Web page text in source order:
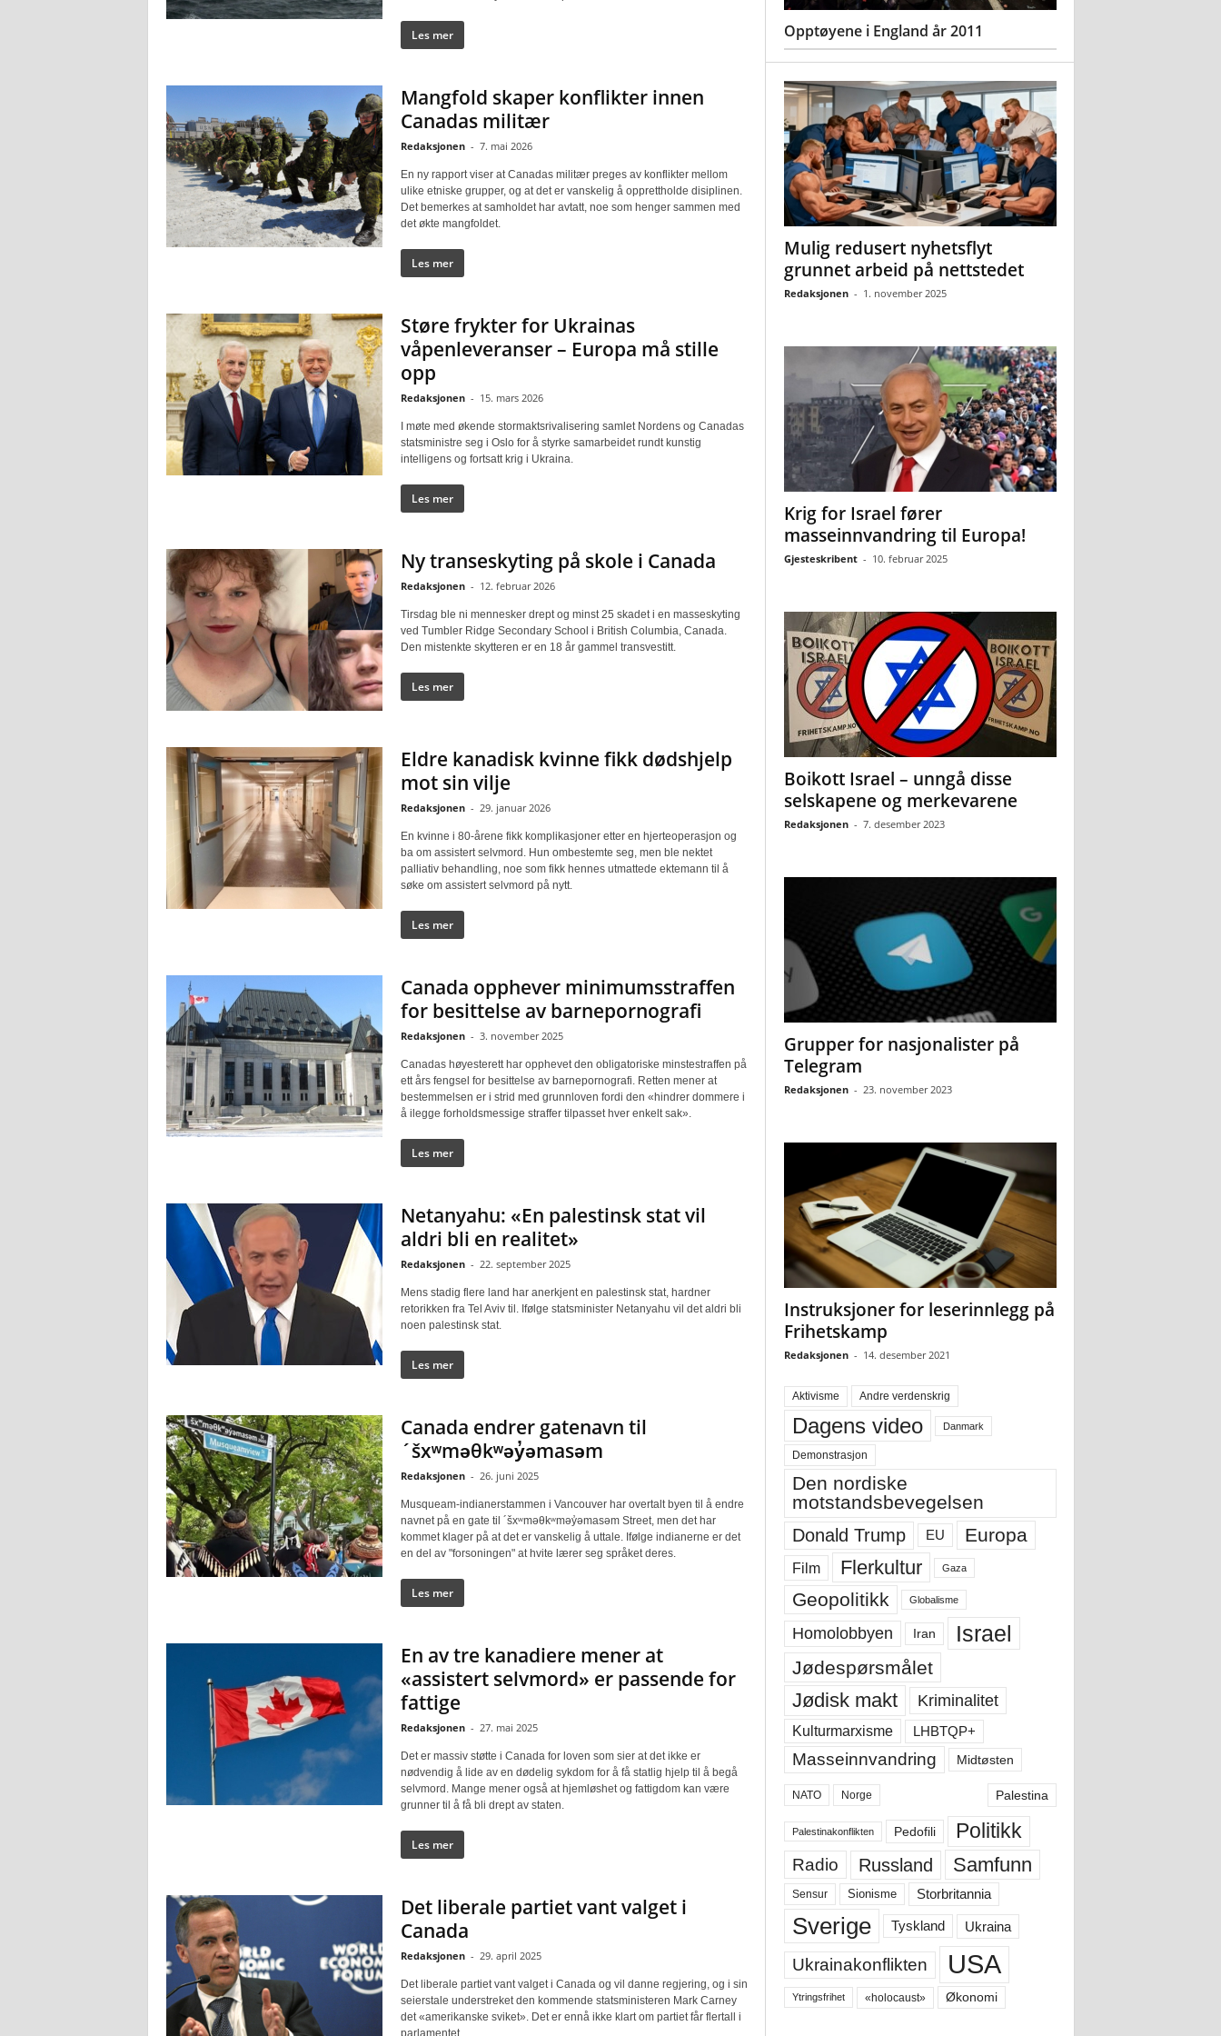
Les mer
Mangfold skaper konflikter innen
Canadas militær
Redaksjonen - 7. mai 2026
En ny rapport viser at Canadas militær preges av konflikter mellom
ulike etniske grupper, og at det er vanskelig å opprettholde disiplinen.
Det bemerkes at samholdet har avtatt, noe som henger sammen med
det økte mangfoldet.
Les mer
Støre frykter for Ukrainas
våpenleveranser – Europa må stille
opp
Redaksjonen - 15. mars 2026
I møte med økende stormaktsrivalisering samlet Nordens og Canadas
statsministre seg i Oslo for å styrke samarbeidet rundt kunstig
intelligens og fortsatt krig i Ukraina.
Les mer
Ny transeskyting på skole i Canada
Redaksjonen - 12. februar 2026
Tirsdag ble ni mennesker drept og minst 25 skadet i en masseskyting
ved Tumbler Ridge Secondary School i British Columbia, Canada.
Den mistenkte skytteren er en 18 år gammel transvestitt.
Les mer
Eldre kanadisk kvinne fikk dødshjelp
mot sin vilje
Redaksjonen - 29. januar 2026
En kvinne i 80-årene fikk komplikasjoner etter en hjerteoperasjon og
ba om assistert selvmord. Hun ombestemte seg, men ble nektet
palliativ behandling, noe som fikk hennes utmattede ektemann til å
søke om assistert selvmord på nytt.
Les mer
Canada opphever minimumsstraffen
for besittelse av barnepornografi
Redaksjonen - 3. november 2025
Canadas høyesterett har opphevet den obligatoriske minstestraffen på
ett års fengsel for besittelse av barnepornografi. Retten mener at
bestemmelsen er i strid med grunnloven fordi den «hindrer dommere i
å ilegge forholdsmessige straffer tilpasset hver enkelt sak».
Les mer
Netanyahu: «En palestinsk stat vil
aldri bli en realitet»
Redaksjonen - 22. september 2025
Mens stadig flere land har anerkjent en palestinsk stat, hardner
retorikken fra Tel Aviv til. Ifølge statsminister Netanyahu vil det aldri bli
noen palestinsk stat.
Les mer
Canada endrer gatenavn til
´šxʷməθkʷəy̓əmasəm
Redaksjonen - 26. juni 2025
Musqueam-indianerstammen i Vancouver har overtalt byen til å endre
navnet på en gate til ´šxʷməθkʷməy̓əmasəm Street, men det har
kommet klager på at det er vanskelig å uttale. Ifølge indianerne er det
en del av "forsoningen" at hvite lærer seg språket deres.
Les mer
En av tre kanadiere mener at
«assistert selvmord» er passende for
fattige
Redaksjonen - 27. mai 2025
Det er massiv støtte i Canada for loven som sier at det ikke er
nødvendig å lide av en dødelig sykdom for å få statlig hjelp til å begå
selvmord. Mange mener også at hjemløshet og fattigdom kan være
grunner til å få bli drept av staten.
Les mer
Det liberale partiet vant valget i
Canada
Redaksjonen - 29. april 2025
Det liberale partiet vant valget i Canada og vil danne regjering, og i sin
seierstale understreket den kommende statsministeren Mark Carney
det «amerikanske sviket». Det er ennå ikke klart om partiet får flertall i
parlamentet.
Opptøyene i England år 2011
Mulig redusert nyhetsflyt
grunnet arbeid på nettstedet
Redaksjonen - 1. november 2025
Krig for Israel fører
masseinnvandring til Europa!
Gjesteskribent - 10. februar 2025
Boikott Israel – unngå disse
selskapene og merkevarene
Redaksjonen - 7. desember 2023
Grupper for nasjonalister på
Telegram
Redaksjonen - 23. november 2023
Instruksjoner for leserinnlegg på
Frihetskamp
Redaksjonen - 14. desember 2021
Aktivisme Andre verdenskrig
Dagens video Danmark
Demonstrasjon
Den nordiske
motstandsbevegelsen
Donald Trump EU Europa
Film Flerkultur Gaza
Geopolitikk Globalisme
Homolobbyen Iran Israel
Jødespørsmålet
Jødisk makt Kriminalitet
Kulturmarxisme LHBTQP+
Masseinnvandring Midtøsten
NATO Norge Palestina
Palestinakonflikten Pedofili Politikk
Radio Russland Samfunn
Sensur Sionisme Storbritannia
Sverige Tyskland Ukraina
Ukrainakonflikten USA
Ytringsfrihet «holocaust» Økonomi